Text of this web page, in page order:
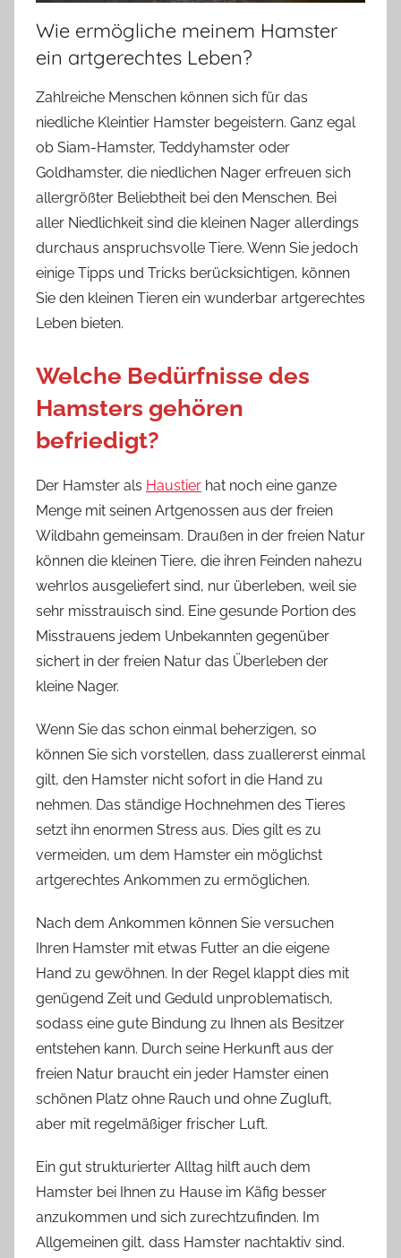
Wie ermögliche meinem Hamster
ein artgerechtes Leben?
Zahlreiche Menschen können sich für das
niedliche Kleintier Hamster begeistern. Ganz egal
ob Siam-Hamster, Teddyhamster oder
Goldhamster, die niedlichen Nager erfreuen sich
allergrößter Beliebtheit bei den Menschen. Bei
aller Niedlichkeit sind die kleinen Nager allerdings
durchaus anspruchsvolle Tiere. Wenn Sie jedoch
einige Tipps und Tricks berücksichtigen, können
Sie den kleinen Tieren ein wunderbar artgerechtes
Leben bieten.
Welche Bedürfnisse des
Hamsters gehören
befriedigt?
Der Hamster als Haustier hat noch eine ganze
Menge mit seinen Artgenossen aus der freien
Wildbahn gemeinsam. Draußen in der freien Natur
können die kleinen Tiere, die ihren Feinden nahezu
wehrlos ausgeliefert sind, nur überleben, weil sie
sehr misstrauisch sind. Eine gesunde Portion des
Misstrauens jedem Unbekannten gegenüber
sichert in der freien Natur das Überleben der
kleine Nager.
Wenn Sie das schon einmal beherzigen, so
können Sie sich vorstellen, dass zuallererst einmal
gilt, den Hamster nicht sofort in die Hand zu
nehmen. Das ständige Hochnehmen des Tieres
setzt ihn enormen Stress aus. Dies gilt es zu
vermeiden, um dem Hamster ein möglichst
artgerechtes Ankommen zu ermöglichen.
Nach dem Ankommen können Sie versuchen
Ihren Hamster mit etwas Futter an die eigene
Hand zu gewöhnen. In der Regel klappt dies mit
genügend Zeit und Geduld unproblematisch,
sodass eine gute Bindung zu Ihnen als Besitzer
entstehen kann. Durch seine Herkunft aus der
freien Natur braucht ein jeder Hamster einen
schönen Platz ohne Rauch und ohne Zugluft,
aber mit regelmäßiger frischer Luft.
Ein gut strukturierter Alltag hilft auch dem
Hamster bei Ihnen zu Hause im Käfig besser
anzukommen und sich zurechtzufinden. Im
Allgemeinen gilt, dass Hamster nachtaktiv sind.